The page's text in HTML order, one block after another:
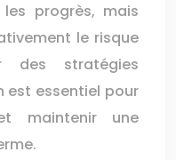
progrès, mais
le risque
des stratégies
est essentiel pour
maintenir une